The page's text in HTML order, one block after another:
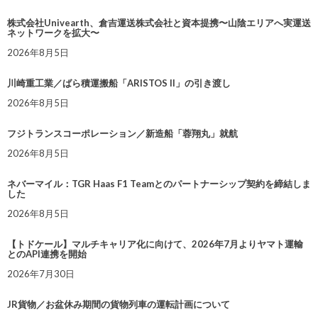
株式会社Univearth、倉吉運送株式会社と資本提携〜山陰エリアへ実運送
ネットワークを拡大〜
2026年8月5日
川崎重工業／ばら積運搬船「ARISTOS II」の引き渡し
2026年8月5日
フジトランスコーポレーション／新造船「蓉翔丸」就航
2026年8月5日
ネバーマイル：TGR Haas F1 Teamとのパートナーシップ契約を締結しま
した
2026年8月5日
【トドケール】マルチキャリア化に向けて、2026年7月よりヤマト運輸
とのAPI連携を開始
2026年7月30日
JR貨物／お盆休み期間の貨物列車の運転計画について